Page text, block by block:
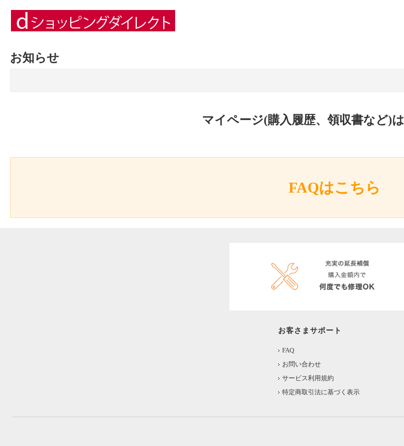
お知らせ
マイページ(購入履歴、領収書など)は
FAQはこちら
お客さまサポート
FAQ
お問い合わせ
サービス利用規約
特定商取引法に基づく表示